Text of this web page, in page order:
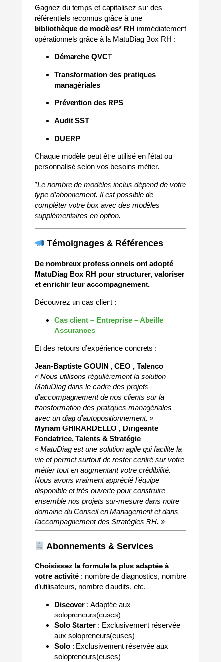
Gagnez du temps et capitalisez sur des
référentiels reconnus grâce à une
bibliothèque de modèles* RH immédiatement
opérationnels grâce à la MatuDiag Box RH :
Démarche QVCT
Transformation des pratiques
managériales
Prévention des RPS
Audit SST
DUERP
Chaque modèle peut être utilisé en l’état ou
personnalisé selon vos besoins métier.
*Le nombre de modèles inclus dépend de votre
type d’abonnement. Il est possible de
compléter votre box avec des modèles
supplémentaires en option.
Témoignages & Références
De nombreux professionnels ont adopté
MatuDiag Box RH pour structurer, valoriser
et enrichir leur accompagnement.
Découvrez un cas client :
Cas client – Entreprise – Abeille
Assurances
Et des retours d’expérience concrets :
Jean-Baptiste GOUIN , CEO , Talenco
« Nous utilisons régulièrement la solution
MatuDiag dans le cadre des projets
d’accompagnement de nos clients sur la
transformation des pratiques managériales
avec un diag d’autopositionnement. »
Myriam GHIRARDELLO , Dirigeante
Fondatrice, Talents & Stratégie
« MatuDiag est une solution agile qui facilite la
vie et permet surtout de rester centré sur votre
métier tout en augmentant votre crédibilité.
Nous avons vraiment apprécié l’équipe
disponible et très ouverte pour construire
ensemble nos projets sur-mesure dans notre
domaine du Conseil en Management et dans
l’accompagnement des Stratégies RH. »
Abonnements & Services
Choisissez la formule la plus adaptée à
votre activité : nombre de diagnostics, nombre
d’utilisateurs, nombre d’audits, etc.
Discover : Adaptée aux
solopreneurs(euses)
Solo Starter : Exclusivement réservée
aux solopreneurs(euses)
Solo : Exclusivement réservée aux
solopreneurs(euses)